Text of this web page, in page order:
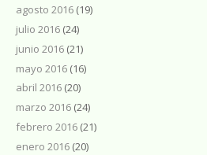
agosto 2016 (19)
julio 2016 (24)
junio 2016 (21)
mayo 2016 (16)
abril 2016 (20)
marzo 2016 (24)
febrero 2016 (21)
enero 2016 (20)